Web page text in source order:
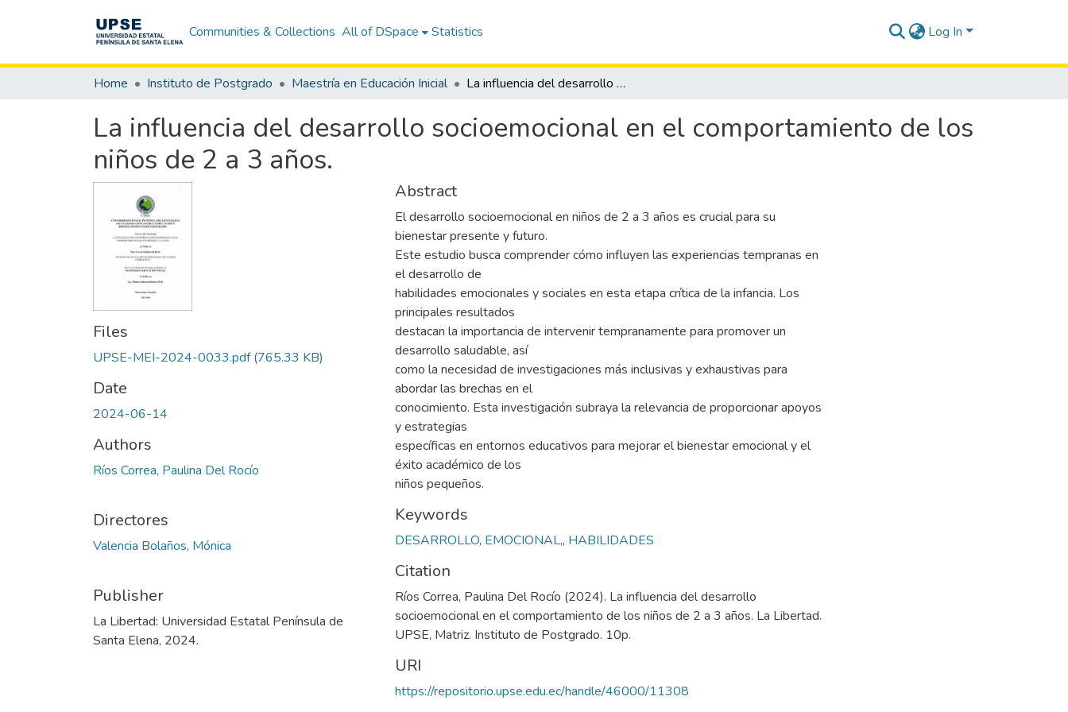
Communities & Collections All of DSpace Statistics Log In
Home Instituto de Postgrado Maestría en Educación Inicial La influencia del desarrollo socioemocional en el comportamiento de los niños de 2 a 3 años.
La influencia del desarrollo socioemocional en el comportamiento de los
niños de 2 a 3 años.
Files
UPSE-MEI-2024-0033.pdf(765.33 KB)
Date
2024-06-14
Authors
Ríos Correa, Paulina Del Rocío
Directores
Valencia Bolaños, Mónica
Publisher
La Libertad: Universidad Estatal Península de
Santa Elena, 2024.
Abstract
El desarrollo socioemocional en niños de 2 a 3 años es crucial para su
bienestar presente y futuro.
Este estudio busca comprender cómo influyen las experiencias tempranas en
el desarrollo de
habilidades emocionales y sociales en esta etapa crítica de la infancia. Los
principales resultados
destacan la importancia de intervenir tempranamente para promover un
desarrollo saludable, así
como la necesidad de investigaciones más inclusivas y exhaustivas para
abordar las brechas en el
conocimiento. Esta investigación subraya la relevancia de proporcionar apoyos
y estrategias
específicas en entornos educativos para mejorar el bienestar emocional y el
éxito académico de los
niños pequeños.
Keywords
DESARROLLO, EMOCIONAL,, HABILIDADES
Citation
Ríos Correa, Paulina Del Rocío (2024). La influencia del desarrollo
socioemocional en el comportamiento de los niños de 2 a 3 años. La Libertad.
UPSE, Matriz. Instituto de Postgrado. 10p.
URI
https://repositorio.upse.edu.ec/handle/46000/11308